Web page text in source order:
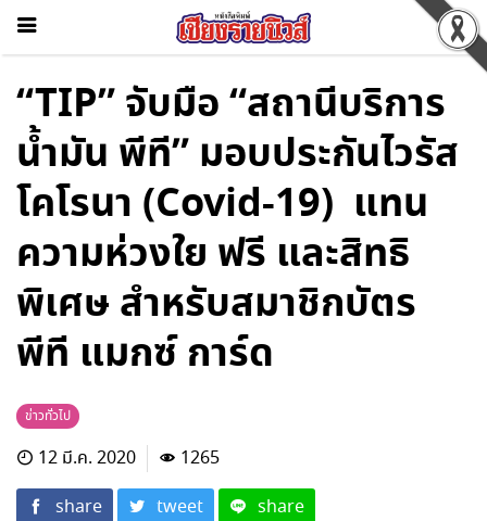
“TIP” จับมือ “สถานีบริการ
น้ำมัน พีที” มอบประกันไวรัส
โคโรนา (Covid-19) แทน
ความห่วงใย ฟรี และสิทธิ
พิเศษ สำหรับสมาชิกบัตร
พีที แมกซ์ การ์ด
ข่าวทั่วไป
12 มี.ค. 2020
1265
share
tweet share